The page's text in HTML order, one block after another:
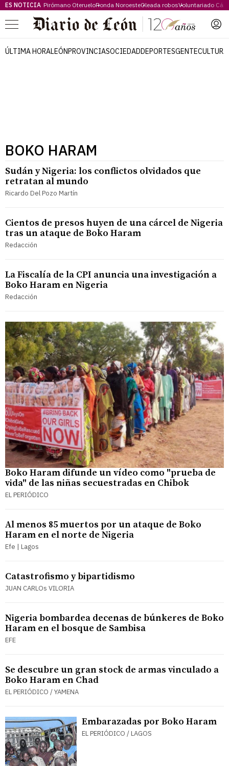
ES NOTICIA Pirómano OterueloRonda NoroesteOleada robosVoluntariado
Menú
ÚLTIMA HORALEÓNPROVINCIASOCIEDADDEPORTESGENTECULTURA
BOKO HARAM
Sudán y Nigeria: los conflictos olvidados que
retratan al mundo
Ricardo Del Pozo Martín
Cientos de presos huyen de una cárcel de Nigeria
tras un ataque de Boko Haram
Redacción
La Fiscalía de la CPI anuncia una investigación a
Boko Haram en Nigeria
Redacción
Boko Haram difunde un vídeo como "prueba de
vida" de las niñas secuestradas en Chibok
EL PERIÓDICO
Al menos 85 muertos por un ataque de Boko
Haram en el norte de Nigeria
Efe | Lagos
Catastrofismo y bipartidismo
JUAN CARLOs VILORIA
Nigeria bombardea decenas de búnkeres de Boko
Haram en el bosque de Sambisa
EFE
Se descubre un gran stock de armas vinculado a
Boko Haram en Chad
EL PERIÓDICO / YAMENA
Embarazadas por Boko Haram
EL PERIÓDICO / LAGOS